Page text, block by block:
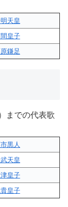
天皇
皇子
鎌足
までの代表歌
黒人
天皇
皇子
皇子